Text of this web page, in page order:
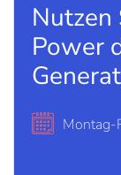
Nutzen
Power
Montag-